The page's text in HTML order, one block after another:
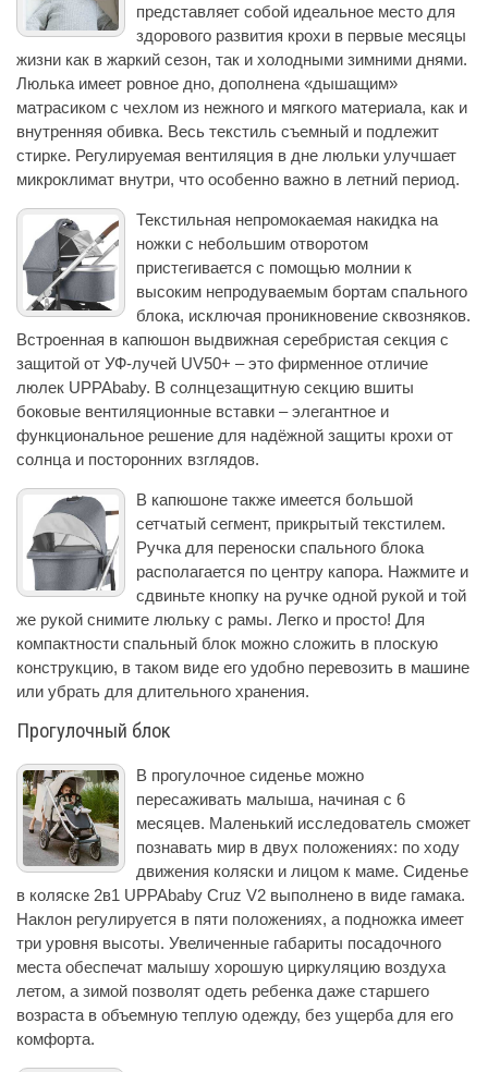
представляет собой идеальное место для
здорового развития крохи в первые месяцы
жизни как в жаркий сезон, так и холодными зимними днями.
Люлька имеет ровное дно, дополнена «дышащим»
матрасиком с чехлом из нежного и мягкого материала, как и
внутренняя обивка. Весь текстиль съемный и подлежит
стирке. Регулируемая вентиляция в дне люльки улучшает
микроклимат внутри, что особенно важно в летний период.
Текстильная непромокаемая накидка на
ножки с небольшим отворотом
пристегивается с помощью молнии к
высоким непродуваемым бортам спального
блока, исключая проникновение сквозняков.
Встроенная в капюшон выдвижная серебристая секция с
защитой от УФ-лучей UV50+ – это фирменное отличие
люлек UPPAbaby. В солнцезащитную секцию вшиты
боковые вентиляционные вставки – элегантное и
функциональное решение для надёжной защиты крохи от
солнца и посторонних взглядов.
В капюшоне также имеется большой
сетчатый сегмент, прикрытый текстилем.
Ручка для переноски спального блока
располагается по центру капора. Нажмите и
сдвиньте кнопку на ручке одной рукой и той
же рукой снимите люльку с рамы. Легко и просто! Для
компактности спальный блок можно сложить в плоскую
конструкцию, в таком виде его удобно перевозить в машине
или убрать для длительного хранения.
Прогулочный блок
В прогулочное сиденье можно
пересаживать малыша, начиная с 6
месяцев. Маленький исследователь сможет
познавать мир в двух положениях: по ходу
движения коляски и лицом к маме. Сиденье
в коляске 2в1 UPPAbaby Cruz V2 выполнено в виде гамака.
Наклон регулируется в пяти положениях, а подножка имеет
три уровня высоты. Увеличенные габариты посадочного
места обеспечат малышу хорошую циркуляцию воздуха
летом, а зимой позволят одеть ребенка даже старшего
возраста в объемную теплую одежду, без ущерба для его
комфорта.